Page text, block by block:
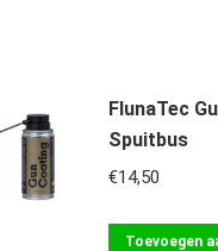
FlunaTec
Spuitbus
€14,50
Toevoegen